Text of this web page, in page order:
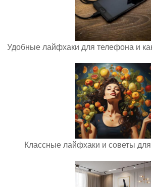
Удобные лайфхаки для телефона и
Классные лайфхаки и советы